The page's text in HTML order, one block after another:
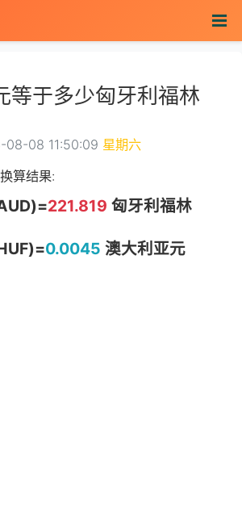
等于多少匈牙利福林
08-08 11:50:09 星期六
算结果:
221.819 匈牙利福林
0.0045 澳大利亚元